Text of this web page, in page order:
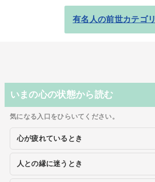
有名人の前世カテゴリ
いまの心の状態から読む
気になる入口をひらいてください。
心が疲れているとき
人との縁に迷うとき